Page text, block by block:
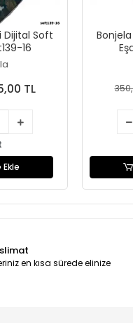
Dijital Soft
16
TL
en kısa sürede elinize